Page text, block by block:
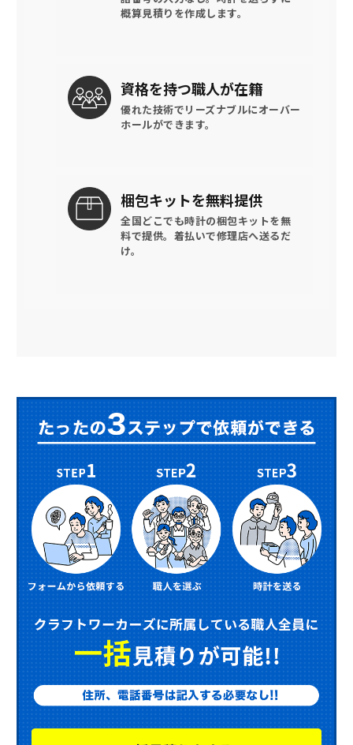
概算見積りを作成します。
資格を持つ職人が在籍
優れた技術でリーズナブルにオーバー
ホールができます。
梱包キットを無料提供
全国どこでも時計の梱包キットを無
料で提供。 着払いで修理店へ送るだ
け。